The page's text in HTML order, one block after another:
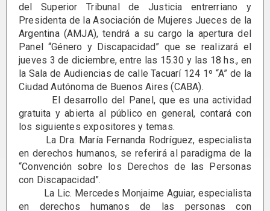
del Superior Tribunal de Justicia entrerriano y
Presidenta de la Asociación de Mujeres Jueces de la
Argentina (AMJA), tendrá a su cargo la apertura del
Panel “Género y Discapacidad” que se realizará el
jueves 3 de diciembre, entre las 15.30 y las 18 hs., en
la Sala de Audiencias de calle Tacuarí 124 1º “A” de la
Ciudad Autónoma de Buenos Aires (CABA).
El desarrollo del Panel, que es una actividad
gratuita y abierta al público en general, contará con
los siguientes expositores y temas.
La Dra. María Fernanda Rodríguez, especialista
en derechos humanos, se referirá al paradigma de la
“Convención sobre los Derechos de las Personas
con Discapacidad”.
La Lic. Mercedes Monjaime Aguiar, especialista
en derechos humanos de las personas con